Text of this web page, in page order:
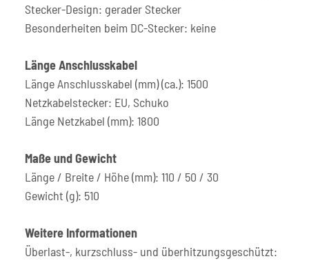
Stecker-Design: gerader Stecker
Besonderheiten beim DC-Stecker: keine
Länge Anschlusskabel
Länge Anschlusskabel (mm) (ca.): 1500
Netzkabelstecker: EU, Schuko
Länge Netzkabel (mm): 1800
Maße und Gewicht
Länge / Breite / Höhe (mm): 110 / 50 / 30
Gewicht (g): 510
Weitere Informationen
Überlast-, kurzschluss- und überhitzungsgeschützt: